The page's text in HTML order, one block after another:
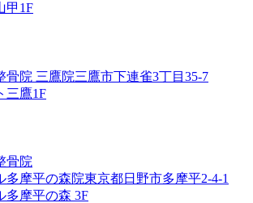
甲1F
骨院 三鷹院三鷹市下連雀3丁目35-7
三鷹1F
骨院
多摩平の森院東京都日野市多摩平2-4-1
多摩平の森 3F